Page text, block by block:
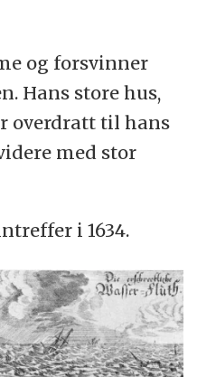
og forsvinner
Hans store hus,
overdratt til hans
med stor
i 1634.